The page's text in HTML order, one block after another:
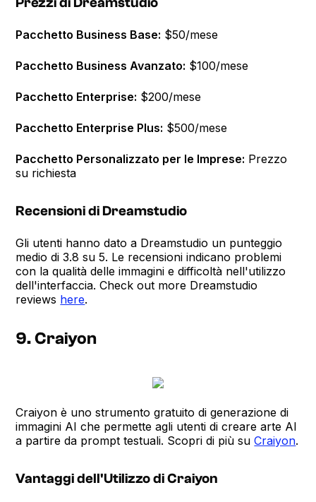
Pacchetto Business Base: $50/mese
Pacchetto Business Avanzato: $100/mese
Pacchetto Enterprise: $200/mese
Pacchetto Enterprise Plus: $500/mese
Pacchetto Personalizzato per le Imprese: Prezzo
su richiesta
Recensioni di Dreamstudio
Gli utenti hanno dato a Dreamstudio un punteggio
medio di 3.8 su 5. Le recensioni indicano problemi
con la qualità delle immagini e difficoltà nell'utilizzo
dell'interfaccia. Check out more Dreamstudio
reviews here.
9. Craiyon
Craiyon è uno strumento gratuito di generazione di
immagini AI che permette agli utenti di creare arte AI
a partire da prompt testuali. Scopri di più suCraiyon.
Vantaggi dell'Utilizzo di Craiyon